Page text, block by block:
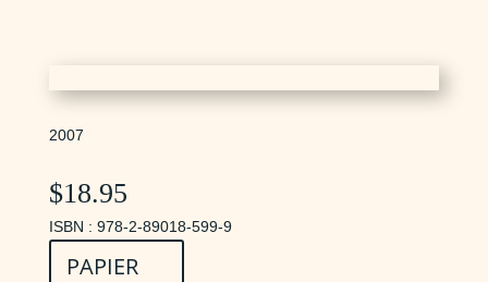
2007
$18.95
ISBN : 978-2-89018-599-9
PAPIER